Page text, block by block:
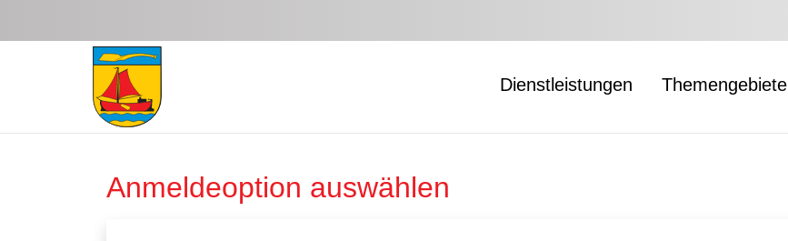
Dienstleistungen Themengebiete
Anmeldeoption auswählen